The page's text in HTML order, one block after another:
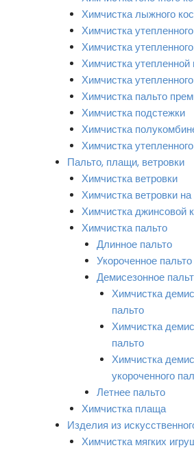
Химчистка лыжного
Химчистка
Химчистка
Химчистка утепленной
Химчистка
Химчистка пальто
Химчистка подстежки
Химчистка
Химчистка
Пальто, плащи, ветровки
Химчистка ветровки
Химчистка ветровки
Химчистка джинсовой
Химчистка пальто
Длинное пальто
Укороченное пальто
Демисезонное
Химчистка
пальто
Химчистка
пальто
Химчистка
укороченного
Летнее пальто
Химчистка плаща
Изделия из
Химчистка мягких